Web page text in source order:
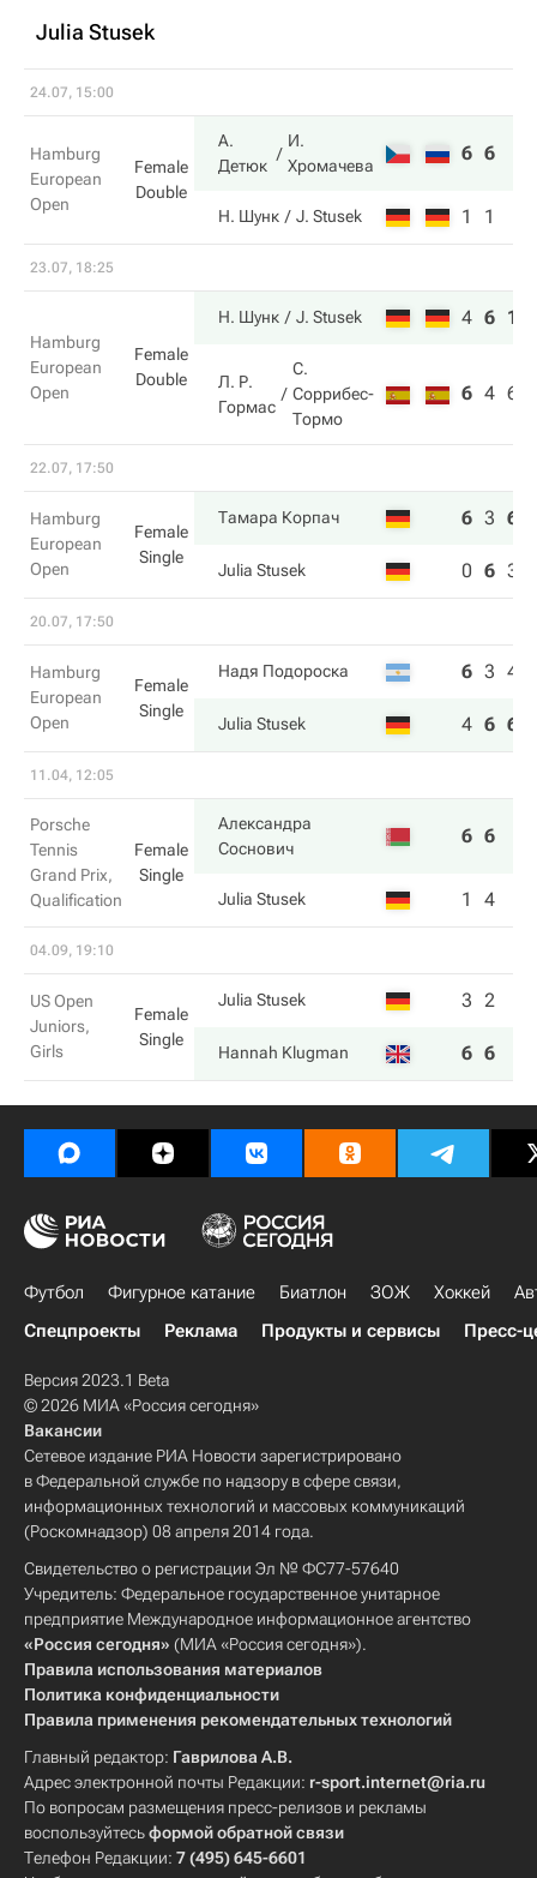
Julia Stusek
24.07, 15:00
Hamburg
European
Open
Female
Double
А.
Детюк
И.
Хромачева
6 6
Н. Шунк J. Stusek 1 1
23.07, 18:25
Hamburg
European
Open
Female
Double
Н. Шунк J. Stusek 4 6 10
Л. Р.
Гормас
С.
Соррибес-
Тормо
6 4 6
22.07, 17:50
Hamburg
European
Open
Female
Single
Тамара Корпач 6 3 6
Julia Stusek 0 6 3
20.07, 17:50
Hamburg
European
Open
Female
Single
Надя Подороска 6 3 4
Julia Stusek 4 6 6
11.04, 12:05
Porsche
Tennis
Grand Prix,
Qualification
Female
Single
Александра
Соснович
6 6
Julia Stusek 1 4
04.09, 19:10
US Open
Juniors,
Girls
Female
Single
Julia Stusek 3 2
Hannah Klugman 6 6
Футбол Фигурное катание Биатлон ЗОЖ Хоккей
Спецпроекты
Реклама Продукты и сервисы Пресс-
Версия 2023.1 Beta
© 2026 МИА «Россия сегодня»
Вакансии
Сетевое издание РИА Новости зарегистрировано
в Федеральной службе по надзору в сфере связи,
информационных технологий и массовых коммуникаций
(Роскомнадзор) 08 апреля 2014 года.
Свидетельство о регистрации Эл № ФС77-57640
Учредитель: Федеральное государственное унитарное
предприятие Международное информационное агентство
«Россия сегодня» (МИА «Россия сегодня»).
Правила использования материалов
Политика конфиденциальности
Правила применения рекомендательных технологий
Главный редактор: Гаврилова А.В.
Адрес электронной почты Редакции: r-sport.internet@ria.ru
По вопросам размещения пресс-релизов и рекламы
воспользуйтесьформой обратной связи
Телефон Редакции: 7 (495) 645-6601